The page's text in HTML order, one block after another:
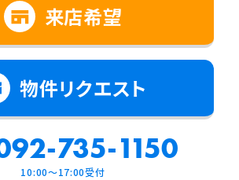
来店希望
物件リクエスト
735-1150
10:00～17:00受付